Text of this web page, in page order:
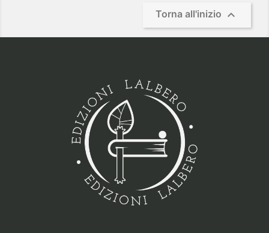
Torna all'inizio 